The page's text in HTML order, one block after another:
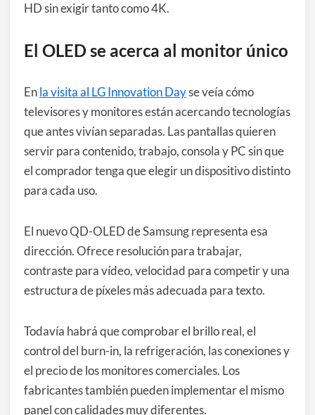
HD sin exigir tanto como 4K.
El OLED se acerca al monitor único
Enla visita al LG Innovation Dayse veía cómo
televisores y monitores están acercando tecnologías
que antes vivían separadas. Las pantallas quieren
servir para contenido, trabajo, consola y PC sin que
el comprador tenga que elegir un dispositivo distinto
para cada uso.
El nuevo QD-OLED de Samsung representa esa
dirección. Ofrece resolución para trabajar,
contraste para vídeo, velocidad para competir y una
estructura de píxeles más adecuada para texto.
Todavía habrá que comprobar el brillo real, el
control del burn-in, la refrigeración, las conexiones y
el precio de los monitores comerciales. Los
fabricantes también pueden implementar el mismo
panel con calidades muy diferentes.